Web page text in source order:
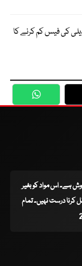
کی فیس کم کرنے کا
WhatsApp
ہے۔ اس مواد کو بغیر
درست نہیں۔ تمام